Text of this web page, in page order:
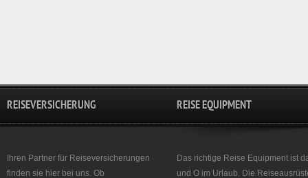
REISEVERSICHERUNG
Ihren Partner für Reiseversicherungen
finden sie hier bei uns. Ob
REISE EQUIPMENT
Das richtige Reise Equipment ist
und O im Urlaub. Die